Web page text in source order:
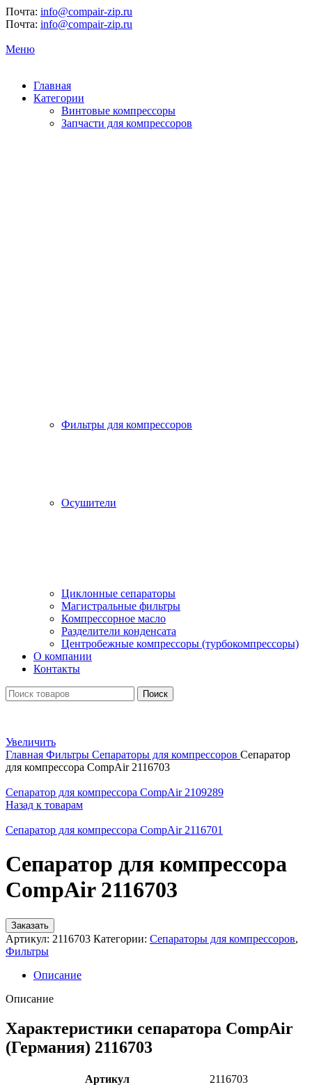
Почта: info@compair-zip.ru
Почта: info@compair-zip.ru
Меню
Главная
Категории
Винтовые компрессоры
Запчасти для компрессоров
Фильтры для компрессоров
Осушители
Циклонные сепараторы
Магистральные фильтры
Компрессорное масло
Разделители конденсата
Центробежные компрессоры (турбокомпрессоры)
О компании
Контакты
Поиск
Увеличить
Главная Фильтры Сепараторы для компрессоров Сепаратор
для компрессора CompAir 2116703
Сепаратор для компрессора CompAir 2109289
Назад к товарам
Сепаратор для компрессора CompAir 2116701
Сепаратор для компрессора
CompAir 2116703
Заказать
Артикул: 2116703 Категории: Сепараторы для компрессоров,
Фильтры
Описание
Описание
Характеристики сепаратора CompAir
(Германия) 2116703
Артикул
2116703